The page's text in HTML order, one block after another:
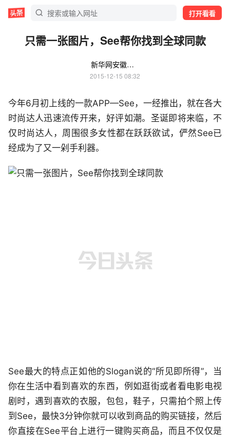
打开看看
只需一张图片，See帮你找到全球同款
新华网安徽频道
2015-12-15 08:32
今年6月初上线的一款APP—See，一经推出，就在各大
时尚达人迅速流传开来，好评如潮。圣诞即将来临，不
仅时尚达人，周围很多女性都在跃跃欲试，俨然See已
经成为了又一剁手利器。
See最大的特点正如他的Slogan说的“所见即所得”，当
你在生活中看到喜欢的东西，例如逛街或者看电影电视
剧时，遇到喜欢的衣服，包包，鞋子，只需拍个照上传
到See，最快3分钟你就可以收到商品的购买链接，然后
你直接在See平台上进行一键购买商品，而且不仅仅是